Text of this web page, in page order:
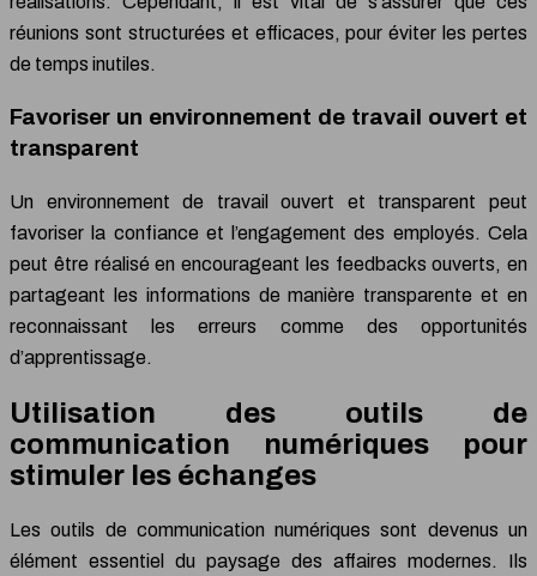
réunions sont structurées et efficaces, pour éviter les pertes
de temps inutiles.
Favoriser un environnement de travail ouvert et
transparent
Un environnement de travail ouvert et transparent peut
favoriser la confiance et l’engagement des employés. Cela
peut être réalisé en encourageant les feedbacks ouverts, en
partageant les informations de manière transparente et en
reconnaissant les erreurs comme des opportunités
d’apprentissage.
Utilisation des outils de
communication numériques pour
stimuler les échanges
Les outils de communication numériques sont devenus un
élément essentiel du paysage des affaires modernes. Ils